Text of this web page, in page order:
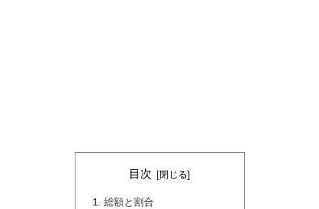
目次
総額と割合